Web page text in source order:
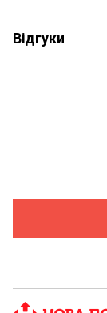
Відгуки